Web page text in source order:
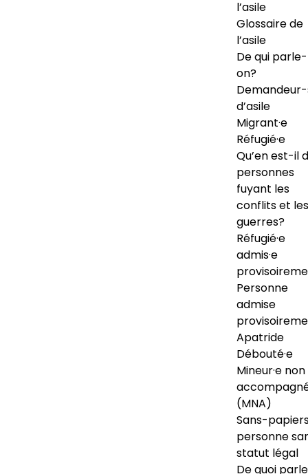
l’asile
Glossaire de
l’asile
De qui
on?
d’asile
Migrant·e
Réfugié·e
Qu’en est-il
personnes
fuyant les
conflits et les
guerres?
Réfugié·e
admis·e
Personne
admise
Apatride
Débouté·e
Mineur·e non
(MNA)
Sans-
personne
statut légal
De quoi